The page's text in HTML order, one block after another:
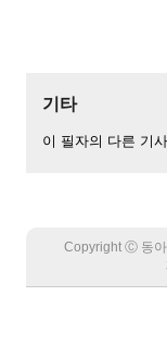
기타
이 필자의 다른 기
Copyright Ⓒ 동아